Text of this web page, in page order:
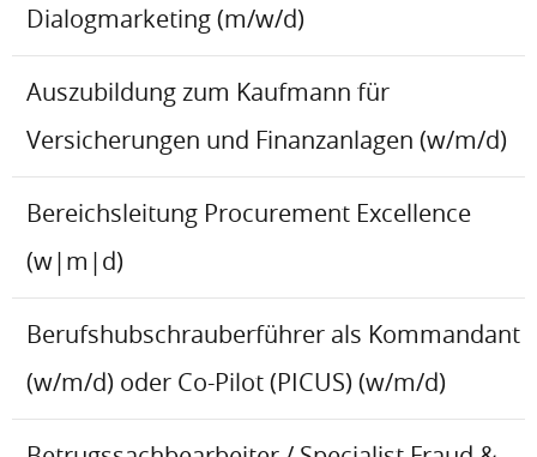
Dialogmarketing (m/w/d)
Auszubildung zum Kaufmann für
Versicherungen und Finanzanlagen (w/m/d)
Bereichsleitung Procurement Excellence
(w|m|d)
Berufshubschrauberführer als Kommandant
(w/m/d) oder Co-Pilot (PICUS) (w/m/d)